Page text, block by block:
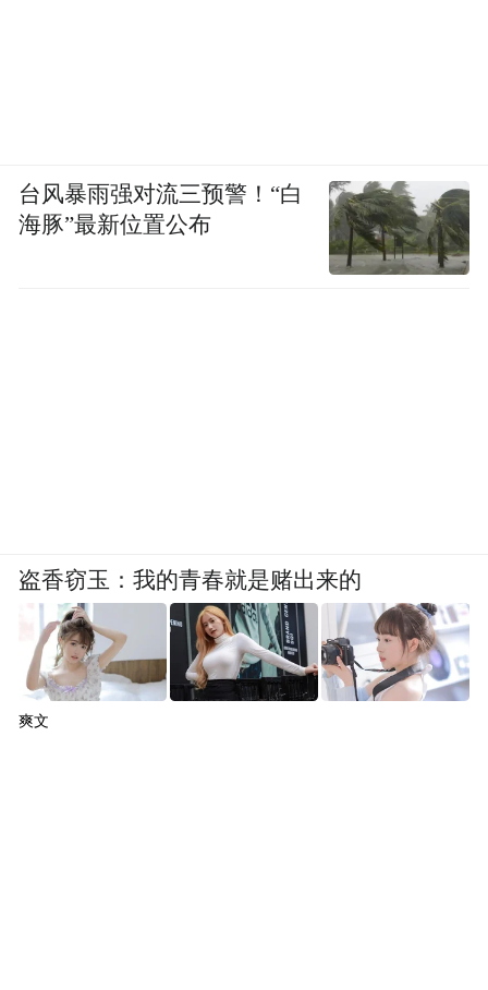
台风暴雨强对流三预警！“白
海豚”最新位置公布
盗香窃玉：我的青春就是赌出来的
爽文